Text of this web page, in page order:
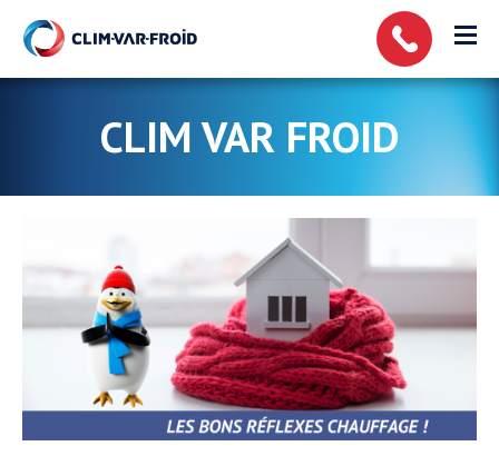
CLIM VAR FROID